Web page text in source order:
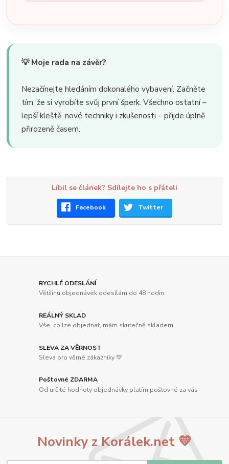
💡 Moje rada na závěr?
Nezačínejte hledáním dokonalého vybavení. Začněte
tím, že si vyrobíte svůj první šperk. Všechno ostatní –
lepší kleště, nové techniky i zkušenosti – přijde úplně
přirozeně časem.
Líbil se článek? Sdílejte ho s přáteli
Facebook Twitter
RYCHLÉ ODESLÁNÍ
Většinu objednávek odesílám do 48 hodin
REÁLNÝ SKLAD
Vše, co lze objednat, mám skutečně skladem
SLEVA ZA VĚRNOST
Sleva pro věrné zákazníky 💛
Poštovné ZDARMA
Od určité hodnoty objednávky platím poštovné za vás
Novinky z Korálek.net 💛